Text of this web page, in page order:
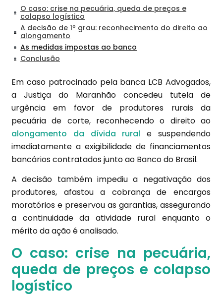
O caso: crise na pecuária, queda de preços e
colapso logístico
A decisão de 1º grau: reconhecimento do direito ao
alongamento
As medidas impostas ao banco
Conclusão
Em caso patrocinado pela banca LCB Advogados,
a Justiça do Maranhão concedeu tutela de
urgência em favor de produtores rurais da
pecuária de corte, reconhecendo o direito ao
alongamento da dívida rural e suspendendo
imediatamente a exigibilidade de financiamentos
bancários contratados junto ao Banco do Brasil.
A decisão também impediu a negativação dos
produtores, afastou a cobrança de encargos
moratórios e preservou as garantias, assegurando
a continuidade da atividade rural enquanto o
mérito da ação é analisado.
O caso: crise na pecuária,
queda de preços e colapso
logístico